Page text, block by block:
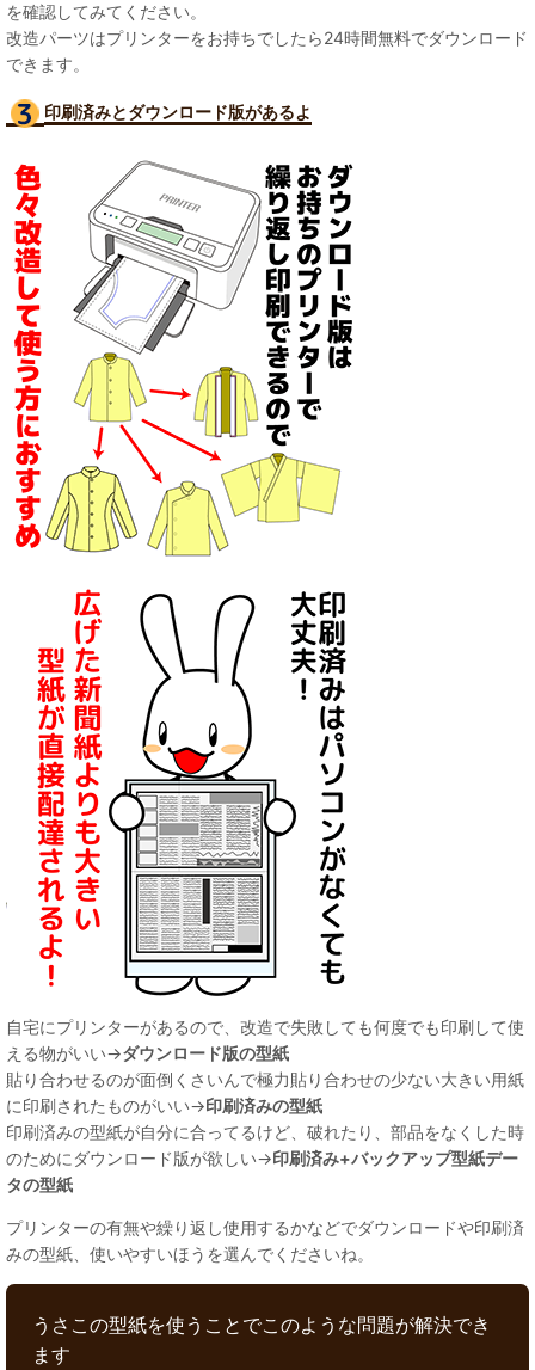
を確認してみてください。
改造パーツはプリンターをお持ちでしたら24時間無料でダウンロード
できます。
印刷済みとダウンロード版があるよ
自宅にプリンターがあるので、改造で失敗しても何度でも印刷して使
える物がいい→ダウンロード版の型紙
貼り合わせるのが面倒くさいんで極力貼り合わせの少ない大きい用紙
に印刷されたものがいい→印刷済みの型紙
印刷済みの型紙が自分に合ってるけど、破れたり、部品をなくした時
のためにダウンロード版が欲しい→印刷済み+バックアップ型紙デー
タの型紙
プリンターの有無や繰り返し使用するかなどでダウンロードや印刷済
みの型紙、使いやすいほうを選んでくださいね。
うさこの型紙を使うことでこのような問題が解決でき
ます